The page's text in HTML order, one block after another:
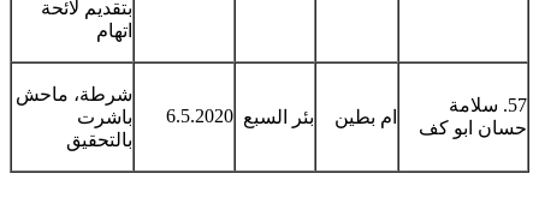
بتقديم لائحة
اتهام
57. سلامة
حسان ابو كف
ام بطين بئر السبع 6.5.2020
شرطة، ماحش
باشرت
بالتحقيق